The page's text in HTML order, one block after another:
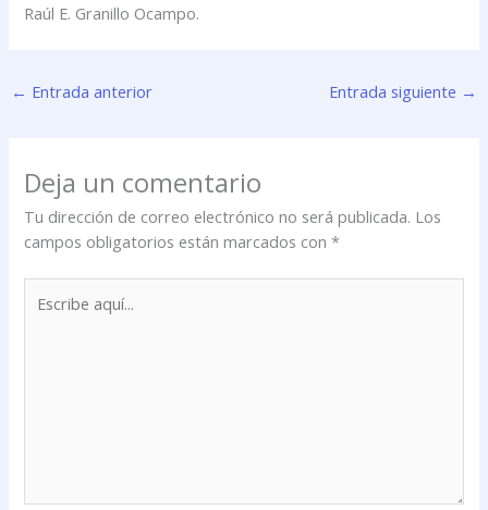
Raúl E. Granillo Ocampo.
← Entrada anterior Entrada siguiente →
Deja un comentario
Tu dirección de correo electrónico no será publicada. Los
campos obligatorios están marcados con*
aquí...